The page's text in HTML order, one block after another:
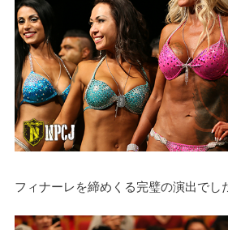
フィナーレを締めくる完璧の演出でし